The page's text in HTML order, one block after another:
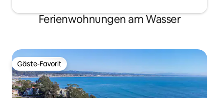
Ferienwohnungen am Wasser
Gäste-Favorit
Gäste-Favorit